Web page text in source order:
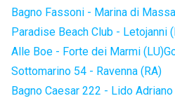
Bagno Fassoni - Marina di
Paradise Beach Club - Letojanni
Alle Boe - Forte dei Marmi (LU)
Sottomarino 54 - Ravenna (RA)
Bagno Caesar 222 - Lido Adriano